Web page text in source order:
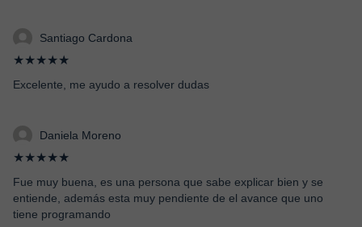
Santiago Cardona
★★★★★
Excelente, me ayudo a resolver dudas
Daniela Moreno
★★★★★
Fue muy buena, es una persona que sabe explicar bien y se
entiende, además esta muy pendiente de el avance que uno
tiene programando